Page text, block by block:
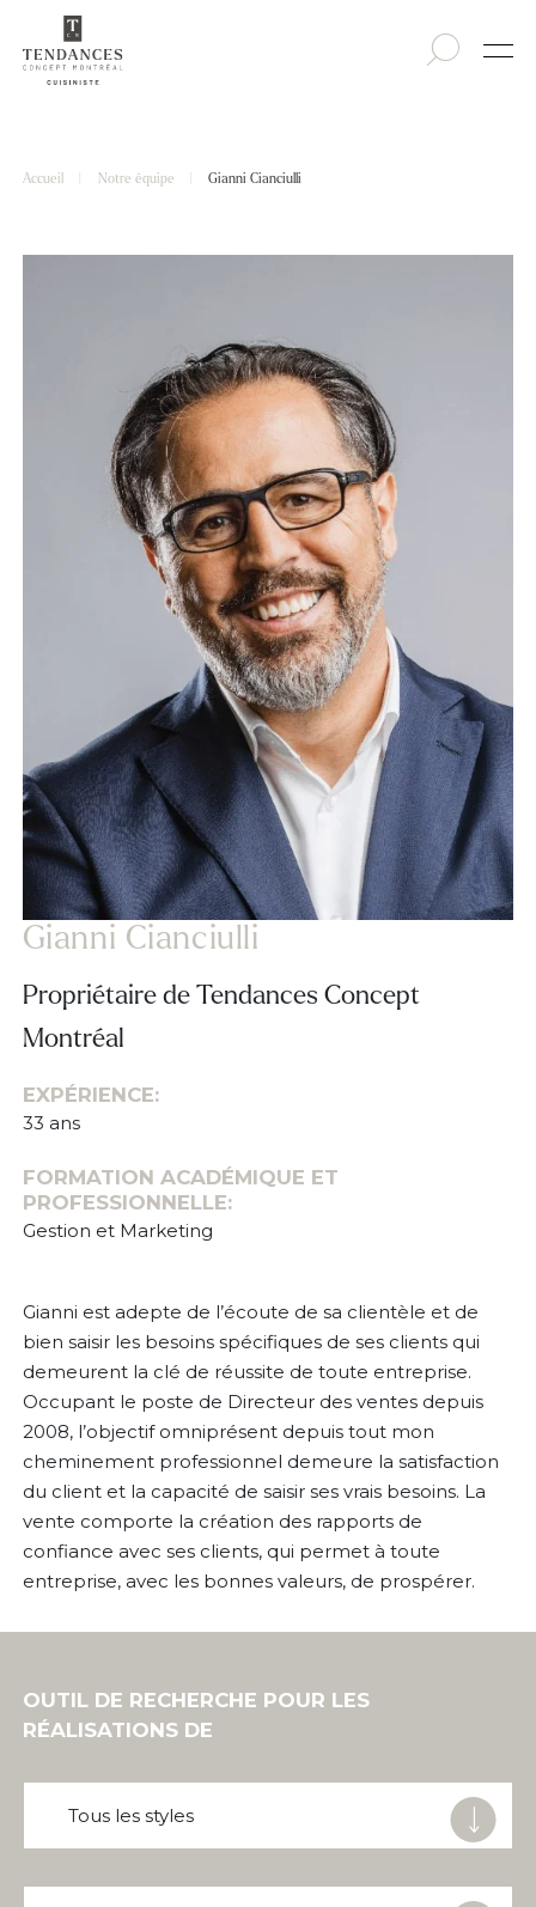
Accueil Notre équipe Gianni Cianciulli
Gianni Cianciulli
Propriétaire de Tendances Concept
Montréal
EXPÉRIENCE:
33 ans
FORMATION ACADÉMIQUE ET
PROFESSIONNELLE:
Gestion et Marketing
Gianni est adepte de l’écoute de sa clientèle et de
bien saisir les besoins spécifiques de ses clients qui
demeurent la clé de réussite de toute entreprise.
Occupant le poste de Directeur des ventes depuis
2008, l’objectif omniprésent depuis tout mon
cheminement professionnel demeure la satisfaction
du client et la capacité de saisir ses vrais besoins. La
vente comporte la création des rapports de
confiance avec ses clients, qui permet à toute
entreprise, avec les bonnes valeurs, de prospérer.
OUTIL DE RECHERCHE POUR LES
RÉALISATIONS DE
Tous les styles